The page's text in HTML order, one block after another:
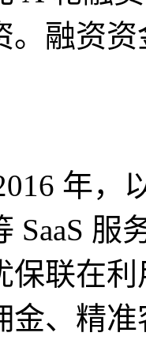
。融资
年，
SaaS 服
保联在
金、精